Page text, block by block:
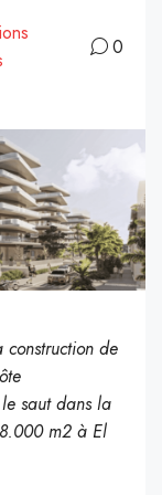
0
de
saut dans la
m2 à El